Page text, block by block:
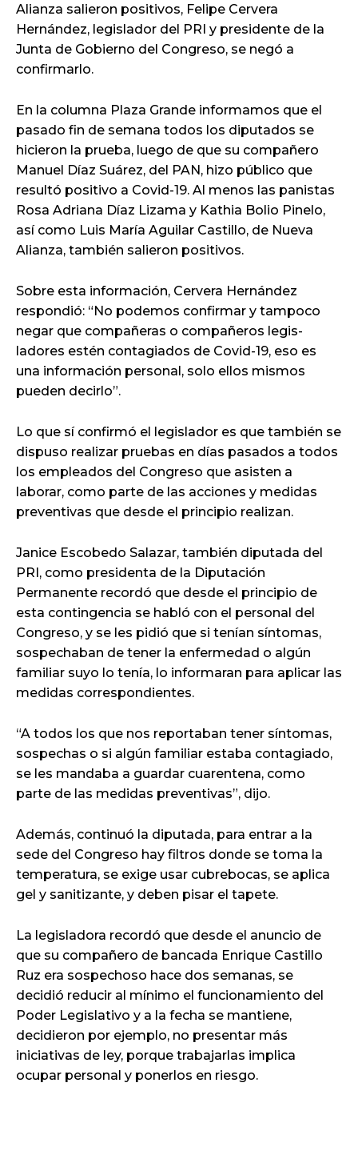
Alianza salieron positivos, Felipe Cervera
Hernández, legislador del PRI y presidente de la
Junta de Gobierno del Congreso, se negó a
confirmarlo.
En la columna Plaza Grande informamos que el
pasado fin de semana todos los diputados se
hicieron la prueba, luego de que su compañero
Manuel Díaz Suárez, del PAN, hizo público que
resultó positivo a Covid-19. Al menos las panistas
Rosa Adriana Díaz Lizama y Kathia Bolio Pinelo,
así como Luis María Aguilar Castillo, de Nueva
Alianza, también salieron positivos.
Sobre esta información, Cervera Hernández
respondió: “No podemos confirmar y tampoco
negar que compañeras o compañeros legis-
ladores estén contagiados de Covid-19, eso es
una información personal, solo ellos mismos
pueden decirlo”.
Lo que sí confirmó el legislador es que también se
dispuso realizar pruebas en días pasados a todos
los empleados del Congreso que asisten a
laborar, como parte de las acciones y medidas
preventivas que desde el principio realizan.
Janice Escobedo Salazar, también diputada del
PRI, como presidenta de la Diputación
Permanente recordó que desde el principio de
esta contingencia se habló con el personal del
Congreso, y se les pidió que si tenían síntomas,
sospechaban de tener la enfermedad o algún
familiar suyo lo tenía, lo informaran para aplicar las
medidas correspondientes.
“A todos los que nos reportaban tener síntomas,
sospechas o si algún familiar estaba contagiado,
se les mandaba a guardar cuarentena, como
parte de las medidas preventivas”, dijo.
Además, continuó la diputada, para entrar a la
sede del Congreso hay filtros donde se toma la
temperatura, se exige usar cubrebocas, se aplica
gel y sanitizante, y deben pisar el tapete.
La legisladora recordó que desde el anuncio de
que su compañero de bancada Enrique Castillo
Ruz era sospechoso hace dos semanas, se
decidió reducir al mínimo el funcionamiento del
Poder Legislativo y a la fecha se mantiene,
decidieron por ejemplo, no presentar más
iniciativas de ley, porque trabajarlas implica
ocupar personal y ponerlos en riesgo.